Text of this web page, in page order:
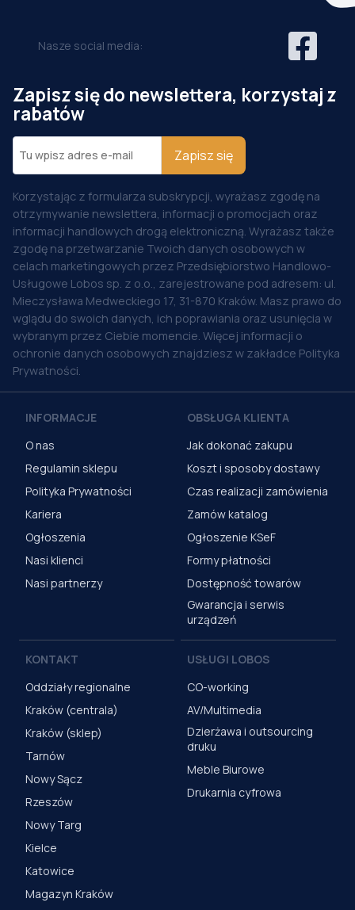
Nasze social media:
Zapisz się do newslettera, korzystaj z
rabatów
Zapisz się
Korzystając z formularza subskrypcji, wyrażasz zgodę na
otrzymywanie newslettera, informacji o promocjach oraz
informacji handlowych drogą elektroniczną. Wyrażasz także
zgodę na przetwarzanie Twoich danych osobowych w
celach marketingowych przez Przedsiębiorstwo Handlowo-
Usługowe Lobos sp. z o.o., zarejestrowane pod adresem: ul.
Mieczysława Medweckiego 17, 31-870 Kraków. Masz prawo do
wglądu do swoich danych, ich poprawiania oraz usunięcia w
wybranym przez Ciebie momencie. Więcej informacji o
ochronie danych osobowych znajdziesz w zakładce Polityka
Prywatności.
INFORMACJE
O nas
Regulamin sklepu
Polityka Prywatności
Kariera
Ogłoszenia
Nasi klienci
Nasi partnerzy
OBSŁUGA KLIENTA
Jak dokonać zakupu
Koszt i sposoby dostawy
Czas realizacji zamówienia
Zamów katalog
Ogłoszenie KSeF
Formy płatności
Dostępność towarów
Gwarancja i serwis
urządzeń
KONTAKT
Oddziały regionalne
Kraków (centrala)
Kraków (sklep)
Tarnów
Nowy Sącz
Rzeszów
Nowy Targ
Kielce
Katowice
Magazyn Kraków
USŁUGI LOBOS
CO-working
AV/Multimedia
Dzierżawa i outsourcing
druku
Meble Biurowe
Drukarnia cyfrowa